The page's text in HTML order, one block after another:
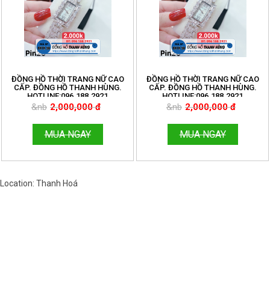
ĐỒNG HỒ THỜI TRANG NỮ CAO
CẤP. ĐỒNG HỒ THANH HÙNG.
HOTLINE:096.188.2921
&nb 2,000,000 đ
MUA NGAY
ĐỒNG HỒ THỜI TRANG NỮ CAO
CẤP. ĐỒNG HỒ THANH HÙNG.
HOTLINE:096.188.2921
&nb 2,000,000 đ
MUA NGAY
Location: Thanh Hoá